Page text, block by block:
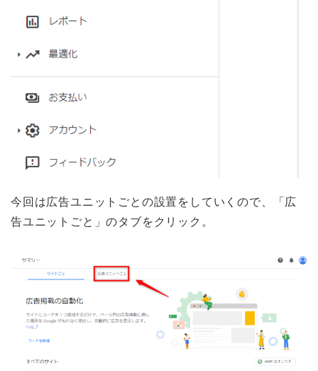
今回は広告ユニットごとの設置をしていくので、「広
告ユニットごと」のタブをクリック。